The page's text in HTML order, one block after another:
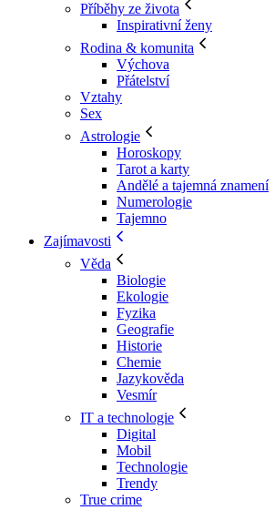
Příběhy ze života
Inspirativní ženy
Rodina & komunita
Výchova
Přátelství
Vztahy
Sex
Astrologie
Horoskopy
Tarot a karty
Andělé a tajemná znamení
Numerologie
Tajemno
Zajímavosti
Věda
Biologie
Ekologie
Fyzika
Geografie
Historie
Chemie
Jazykověda
Vesmír
IT a technologie
Digital
Mobil
Technologie
Trendy
True crime